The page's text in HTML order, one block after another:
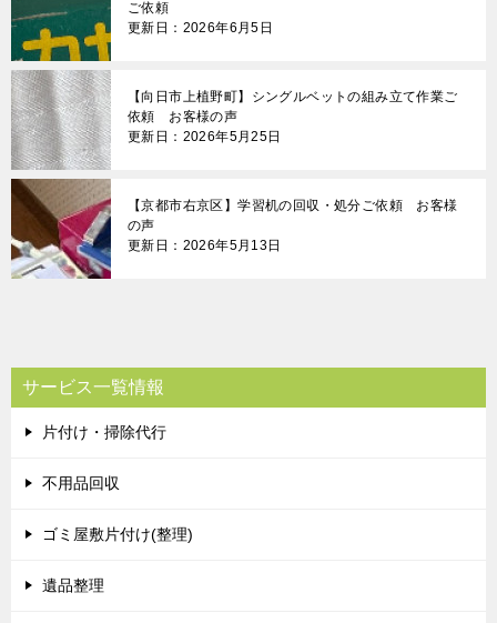
ご依頼
更新日：2026年6月5日
【向日市上植野町】シングルベットの組み立て作業ご
依頼 お客様の声
更新日：2026年5月25日
【京都市右京区】学習机の回収・処分ご依頼 お客様
の声
更新日：2026年5月13日
サービス一覧情報
片付け・掃除代行
不用品回収
ゴミ屋敷片付け(整理)
遺品整理